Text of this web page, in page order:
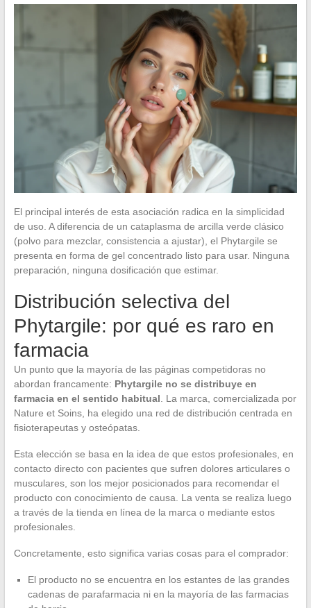
El principal interés de esta asociación radica en la simplicidad
de uso. A diferencia de un cataplasma de arcilla verde clásico
(polvo para mezclar, consistencia a ajustar), el Phytargile se
presenta en forma de gel concentrado listo para usar. Ninguna
preparación, ninguna dosificación que estimar.
Distribución selectiva del
Phytargile: por qué es raro en
farmacia
Un punto que la mayoría de las páginas competidoras no
abordan francamente: Phytargile no se distribuye en
farmacia en el sentido habitual . La marca, comercializada por
Nature et Soins, ha elegido una red de distribución centrada en
fisioterapeutas y osteópatas.
Esta elección se basa en la idea de que estos profesionales, en
contacto directo con pacientes que sufren dolores articulares o
musculares, son los mejor posicionados para recomendar el
producto con conocimiento de causa. La venta se realiza luego
a través de la tienda en línea de la marca o mediante estos
profesionales.
Concretamente, esto significa varias cosas para el comprador:
El producto no se encuentra en los estantes de las grandes
cadenas de parafarmacia ni en la mayoría de las farmacias